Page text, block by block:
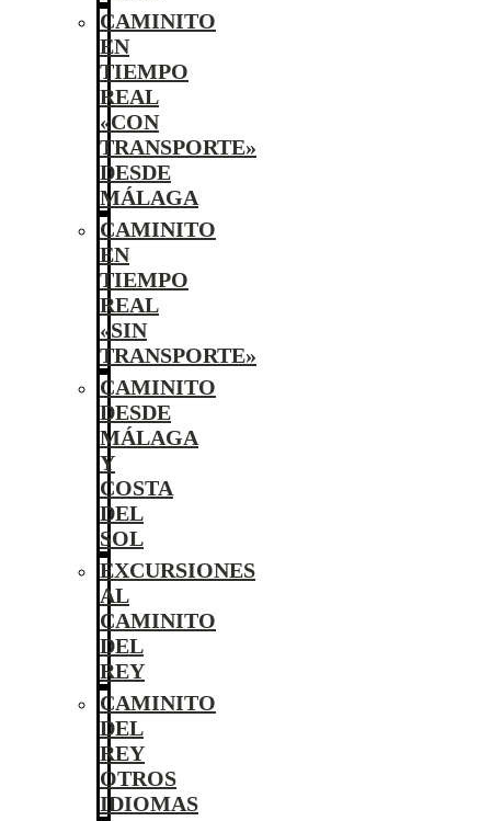
CAMINITO
EN
TIEMPO
REAL
«CON
TRANSPORTE»
DESDE
MÁLAGA
CAMINITO
EN
TIEMPO
REAL
«SIN
TRANSPORTE»
CAMINITO
DESDE
MÁLAGA
Y
COSTA
DEL
SOL
EXCURSIONES
AL
CAMINITO
DEL
REY
CAMINITO
DEL
REY
OTROS
IDIOMAS